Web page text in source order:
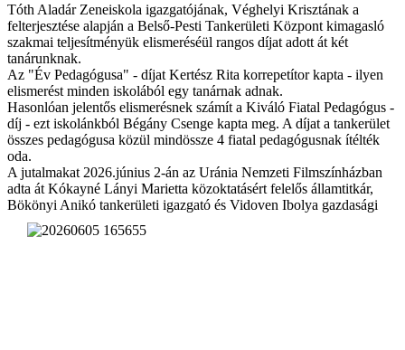
Tóth Aladár Zeneiskola igazgatójának, Véghelyi Krisztának a
felterjesztése alapján a Belső-Pesti Tankerületi Központ kimagasló
szakmai teljesítményük elismeréséül rangos díjat adott át két
tanárunknak.
Az "Év Pedagógusa" - díjat Kertész Rita korrepetítor kapta - ilyen
elismerést minden iskolából egy tanárnak adnak.
Hasonlóan jelentős elismerésnek számít a Kiváló Fiatal Pedagógus -
díj - ezt iskolánkból Bégány Csenge kapta meg. A díjat a tankerület
összes pedagógusa közül mindössze 4 fiatal pedagógusnak ítélték
oda.
A jutalmakat 2026.június 2-án az Uránia Nemzeti Filmszínházban
adta át Kókayné Lányi Marietta közoktatásért felelős államtitkár,
Bökönyi Anikó tankerületi igazgató és Vidoven Ibolya gazdasági